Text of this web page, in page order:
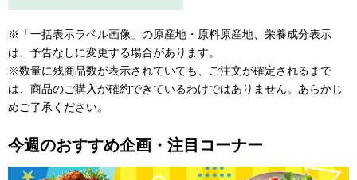
※「一括表示ラベル画像」の原産地・原料原産地、栄養成分表示
は、予告なしに変更する場合があります。
※数量に残商品数が表示されていても、ご注文が確定されるまで
は、商品のご購入が確約できているわけではありません。あらかじ
めご了承ください。
今週のおすすめ企画・注目コーナー